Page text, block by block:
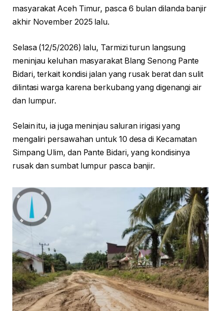
masyarakat Aceh Timur, pasca 6 bulan dilanda banjir
akhir November 2025 lalu.
Selasa (12/5/2026) lalu, Tarmizi turun langsung
meninjau keluhan masyarakat Blang Senong Pante
Bidari, terkait kondisi jalan yang rusak berat dan sulit
dilintasi warga karena berkubang yang digenangi air
dan lumpur.
Selain itu, ia juga meninjau saluran irigasi yang
mengaliri persawahan untuk 10 desa di Kecamatan
Simpang Ulim, dan Pante Bidari, yang kondisinya
rusak dan sumbat lumpur pasca banjir.